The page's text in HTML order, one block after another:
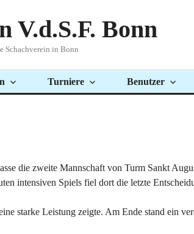
V.d.S.F. Bonn
Schachverein in Bonn
Turniere Benutzer
die zweite Mannschaft von Turm Sankt
intensiven Spiels fiel dort die letzte
starke Leistung zeigte. Am Ende stand ein